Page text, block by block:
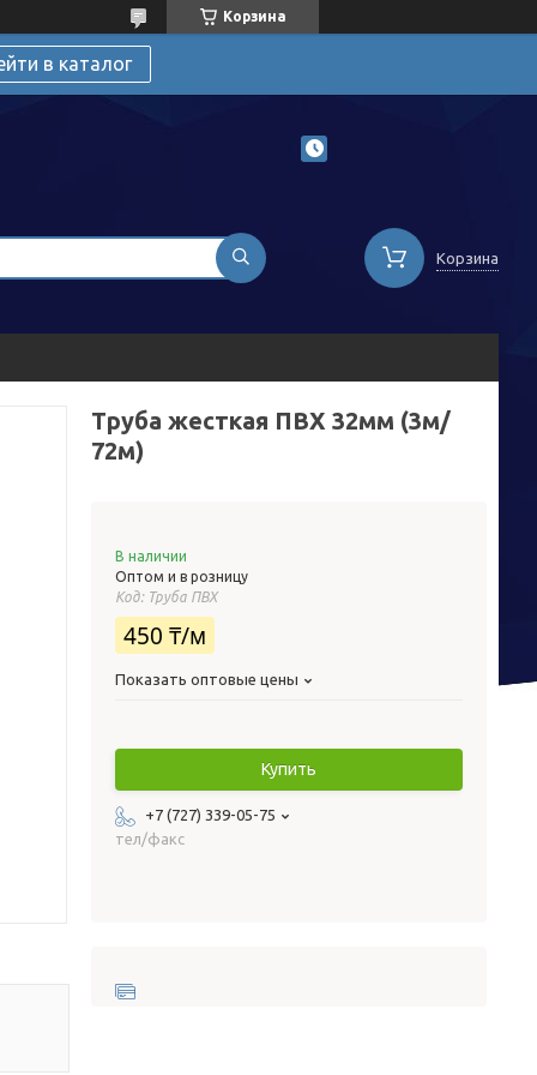
Корзина
в каталог
Корзина
Труба жесткая ПВХ 32мм (3м/
72м)
В наличии
Оптом и в розницу
Код: Труба ПВХ
450 ₸/м
Показать оптовые цены
Купить
+7 (727) 339-05-75
тел/факс